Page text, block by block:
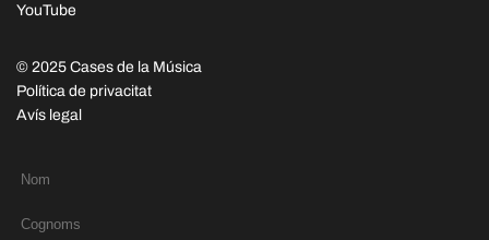
YouTube
© 2025 Cases de la Música
Política de privacitat
Avís legal